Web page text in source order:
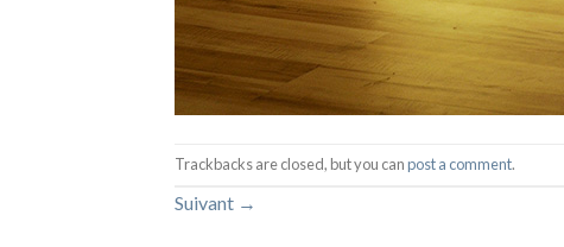
Trackbacks are closed, but you canpost a comment.
Suivant →